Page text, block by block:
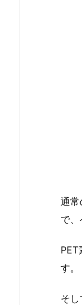
通常
で、
PET
す。
そ